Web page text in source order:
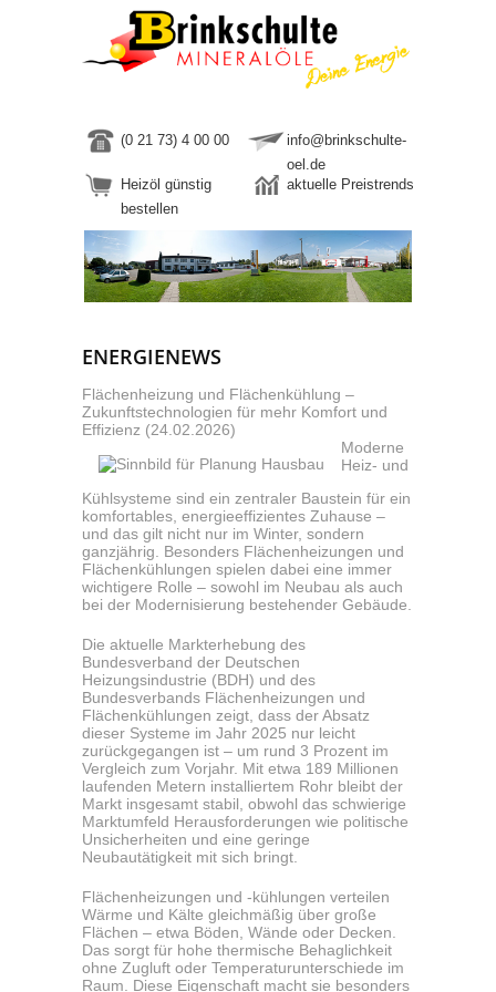
(0 21 73) 4 00 00
info@brinkschulte-
oel.de
Heizöl günstig
bestellen
aktuelle Preistrends
ENERGIENEWS
Flächenheizung und Flächenkühlung –
Zukunftstechnologien für mehr Komfort und
Effizienz (24.02.2026)
Moderne
Heiz- und
Kühlsysteme sind ein zentraler Baustein für ein
komfortables, energieeffizientes Zuhause –
und das gilt nicht nur im Winter, sondern
ganzjährig. Besonders Flächenheizungen und
Flächenkühlungen spielen dabei eine immer
wichtigere Rolle – sowohl im Neubau als auch
bei der Modernisierung bestehender Gebäude.
Die aktuelle Markterhebung des
Bundesverband der Deutschen
Heizungsindustrie (BDH) und des
Bundesverbands Flächenheizungen und
Flächenkühlungen zeigt, dass der Absatz
dieser Systeme im Jahr 2025 nur leicht
zurückgegangen ist – um rund 3 Prozent im
Vergleich zum Vorjahr. Mit etwa 189 Millionen
laufenden Metern installiertem Rohr bleibt der
Markt insgesamt stabil, obwohl das schwierige
Marktumfeld Herausforderungen wie politische
Unsicherheiten und eine geringe
Neubautätigkeit mit sich bringt.
Flächenheizungen und -kühlungen verteilen
Wärme und Kälte gleichmäßig über große
Flächen – etwa Böden, Wände oder Decken.
Das sorgt für hohe thermische Behaglichkeit
ohne Zugluft oder Temperaturunterschiede im
Raum. Diese Eigenschaft macht sie besonders